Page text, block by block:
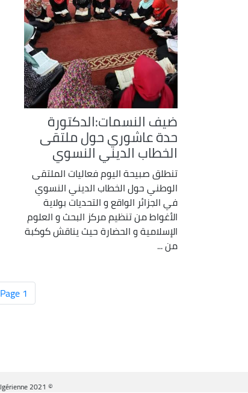
ضيف النسمات:الدكتورة
حدة عاشوري حول ملتقى
الخطاب الديني النسوي
تنطلق صبيحة اليوم فعاليات الملتقى
الوطني حول الخطاب الديني النسوي
في الجزائر الواقع و التحديات بولاية
الأغواط من تنظيم مركز البحث و العلوم
الإسلامية و الحضارة حيث يناقش كوكبة
من ...
Page 1
© Radio Algérienne 2021